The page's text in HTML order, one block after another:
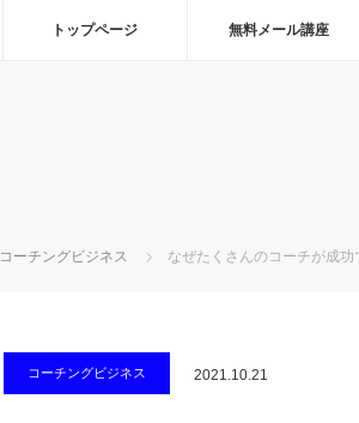
ホームトップページ 無料メール講座
コーチングビジネス なぜたくさんのコーチが成功
コーチングビジネス 2021.10.21